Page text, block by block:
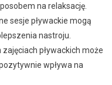
na relaksację.
sesje pływackie mogą
nastroju.
pływackich może
wpływa na